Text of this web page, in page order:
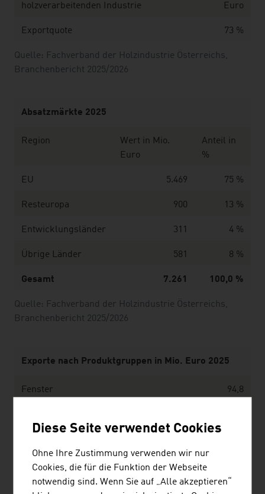
Quelle: Fachverband der Holzindustrie Österreichs,
Branchenbericht 2025/2026
holzverarbeitenden Industrie
Euro
Exportquote 73 %
Quelle: Fachverband der Holzindustrie Österreichs,
Branchenbericht 2025/2026
Absatzmärkte 2025
Region
Wert in Mio.
Euro
Anteil in
%
EU 5.469 75 %
Resteuropa 900 13 %
Entwicklungsländer 311 4 %
Übrige Länder 581 8 %
Gesamt 7.261 100,0 %
Exporte nach Produktgruppen in Mio. Euro 2025
Fenster 94,8
Lamellenholz
Möbel (gesamt; Sitzmöbel, Büromöbel,
Diese Seite verwendet Cookies
Ohne Ihre Zustimmung verwenden wir nur
Cookies, die für die Funktion der Webseite
notwendig sind. Wenn Sie auf „Alle akzeptieren“